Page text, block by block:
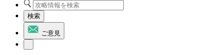
検索
ご意見